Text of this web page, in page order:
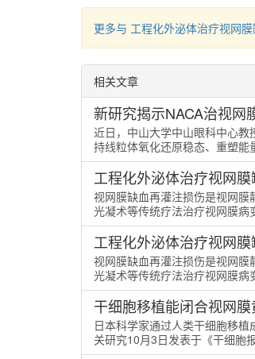
更多与 工程化外泌体治疗视网
相关文章
新研究揭示NACA治视网
近日，中山大学中山眼科中心
持线粒体氧化还原稳态、重塑
工程化外泌体治疗视网
视网膜缺血再灌注损伤是视网
光凝术等传统疗法治疗视网膜
工程化外泌体治疗视网
视网膜缺血再灌注损伤是视网
光凝术等传统疗法治疗视网膜
干细胞移植能闭合视网
日本科学家通过人类干细胞移
关研究10月3日发表于《干细胞